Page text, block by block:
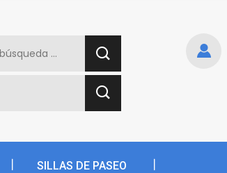
SILLAS DE PASEO